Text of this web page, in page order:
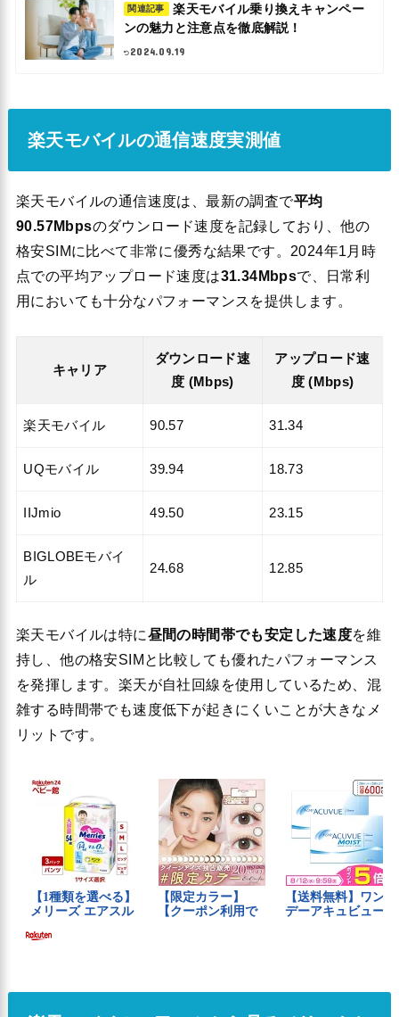
関連記事
楽天モバイル乗り換えキャンペー
ンの魅力と注意点を徹底解説！
2024.09.19
楽天モバイルの通信速度実測値
楽天モバイルの通信速度は、最新の調査で平均
90.57Mbpsのダウンロード速度を記録しており、他の
格安SIMに比べて非常に優秀な結果です。2024年1月時
点での平均アップロード速度は31.34Mbpsで、日常利
用においても十分なパフォーマンスを提供します。
キャリア
ダウンロード速
度 (Mbps)
アップロード速
度 (Mbps)
楽天モバイル 90.57 31.34
UQモバイル 39.94 18.73
IIJmio 49.50 23.15
BIGLOBEモバイ
ル
24.68 12.85
楽天モバイルは特に昼間の時間帯でも安定した速度を維
持し、他の格安SIMと比較しても優れたパフォーマンス
を発揮します。楽天が自社回線を使用しているため、混
雑する時間帯でも速度低下が起きにくいことが大きなメ
リットです。